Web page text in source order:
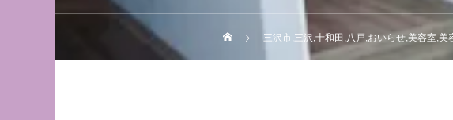
三沢市,三沢,十和田,八戸,おいらせ,美容室,